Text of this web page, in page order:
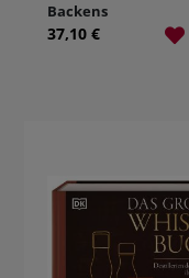
Backens
37,10 €